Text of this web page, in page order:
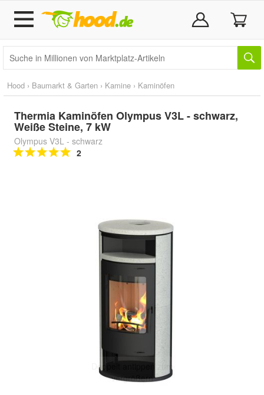
Hood › Baumarkt & Garten › Kamine › Kaminöfen
Thermia Kaminöfen Olympus V3L - schwarz,
Weiße Steine, 7 kW
Olympus V3L - schwarz
2
Doppelt antippen zum
vergrößern